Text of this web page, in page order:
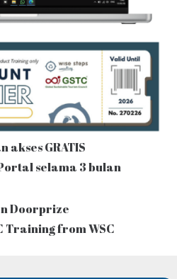
akses GRATIS
selama 3 bulan
Doorprize
Training from WSC